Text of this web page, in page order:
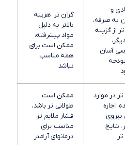
و
به صرفه،
تر از گزینه
آسان
گران تر، هزینه
بالاتر به دلیل
مواد پیشرفته،
ممکن است برای
همه مناسب
نباشد
تر در موارد
اجازه
نیروی
نتایج
ممکن است
طولانی تر باشد،
فشار ملایم تر،
مناسب برای
درمانهای آرامتر